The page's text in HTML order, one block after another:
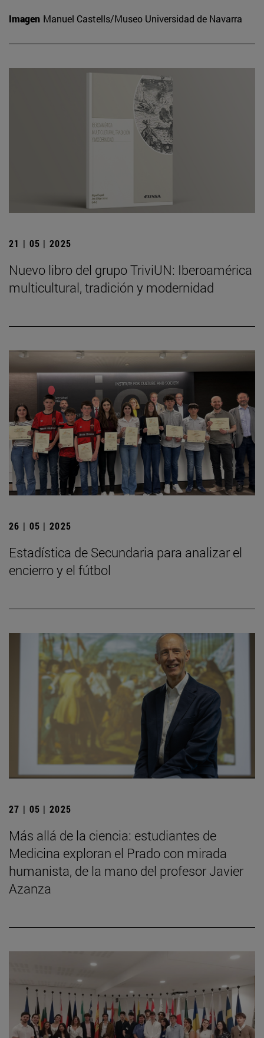
Imagen Manuel Castells/Museo Universidad de Navarra
21 | 05 | 2025
Nuevo libro del grupo TriviUN: Iberoamérica
multicultural, tradición y modernidad
26 | 05 | 2025
Estadística de Secundaria para analizar el
encierro y el fútbol
27 | 05 | 2025
Más allá de la ciencia: estudiantes de
Medicina exploran el Prado con mirada
humanista, de la mano del profesor Javier
Azanza